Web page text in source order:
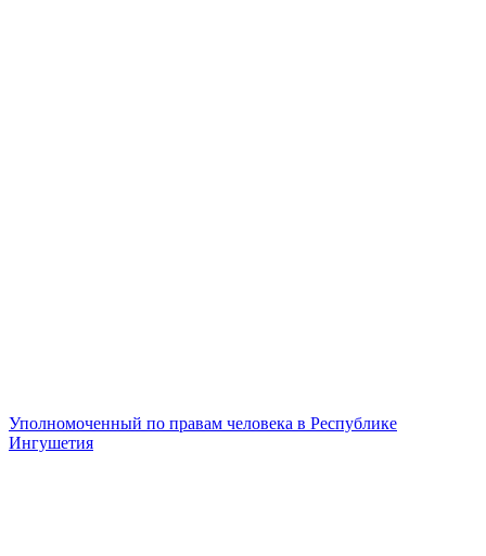
Уполномоченный по правам человека в Республике
Ингушетия